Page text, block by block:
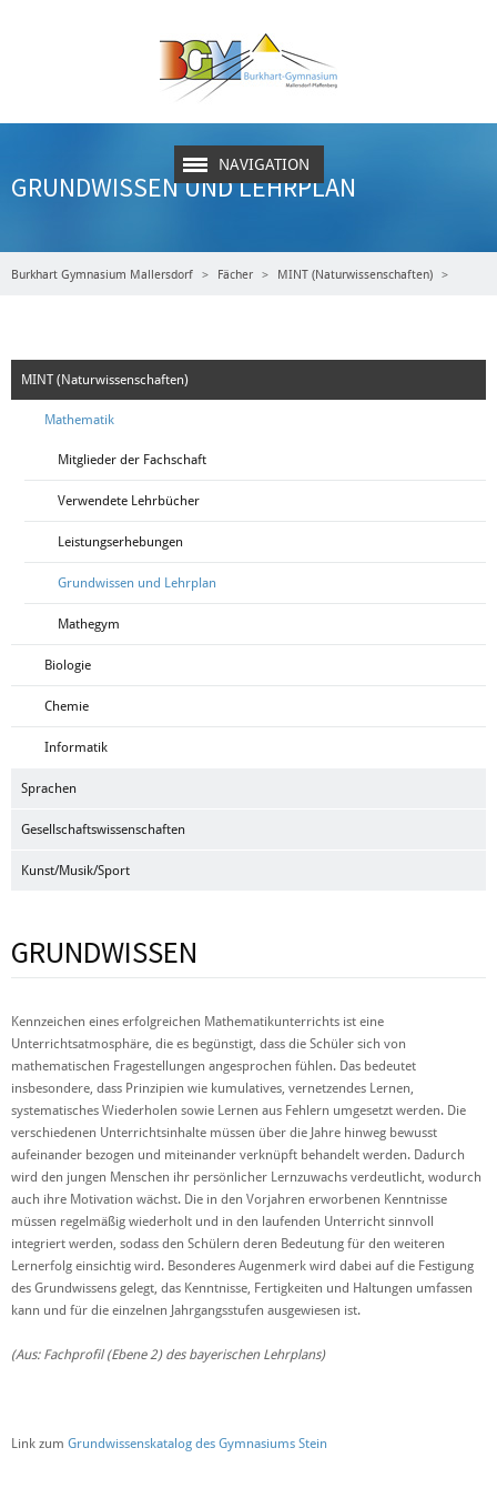
NAVIGATION
GRUNDWISSEN UND LEHRPLAN
Burkhart Gymnasium Mallersdorf Fächer MINT (Naturwissenschaften)
MINT (Naturwissenschaften)
Mathematik
Mitglieder der Fachschaft
Verwendete Lehrbücher
Leistungserhebungen
Grundwissen und Lehrplan
Mathegym
Biologie
Chemie
Informatik
Sprachen
Gesellschaftswissenschaften
Kunst/Musik/Sport
GRUNDWISSEN
Kennzeichen eines erfolgreichen Mathematikunterrichts ist eine
Unterrichtsatmosphäre, die es begünstigt, dass die Schüler sich von
mathematischen Fragestellungen angesprochen fühlen. Das bedeutet
insbesondere, dass Prinzipien wie kumulatives, vernetzendes Lernen,
systematisches Wiederholen sowie Lernen aus Fehlern umgesetzt werden. Die
verschiedenen Unterrichtsinhalte müssen über die Jahre hinweg bewusst
aufeinander bezogen und miteinander verknüpft behandelt werden. Dadurch
wird den jungen Menschen ihr persönlicher Lernzuwachs verdeutlicht, wodurch
auch ihre Motivation wächst. Die in den Vorjahren erworbenen Kenntnisse
müssen regelmäßig wiederholt und in den laufenden Unterricht sinnvoll
integriert werden, sodass den Schülern deren Bedeutung für den weiteren
Lernerfolg einsichtig wird. Besonderes Augenmerk wird dabei auf die Festigung
des Grundwissens gelegt, das Kenntnisse, Fertigkeiten und Haltungen umfassen
kann und für die einzelnen Jahrgangsstufen ausgewiesen ist.
(Aus: Fachprofil (Ebene 2) des bayerischen Lehrplans)
Link zum Grundwissenskatalog des Gymnasiums Stein